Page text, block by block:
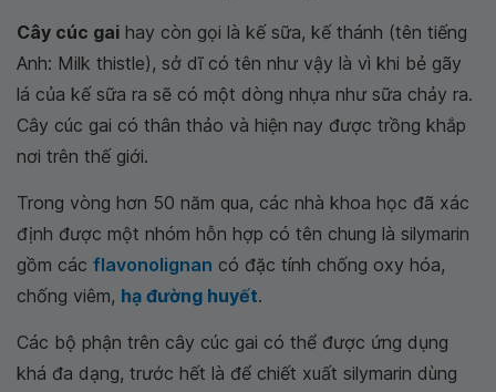
Cây cúc gai hay còn gọi là kế sữa, kế thánh (tên tiếng
Anh: Milk thistle), sở dĩ có tên như vậy là vì khi bẻ gãy
lá của kế sữa ra sẽ có một dòng nhựa như sữa chảy ra.
Cây cúc gai có thân thảo và hiện nay được trồng khắp
nơi trên thế giới.
Trong vòng hơn 50 năm qua, các nhà khoa học đã xác
định được một nhóm hỗn hợp có tên chung là silymarin
gồm các flavonolignan có đặc tính chống oxy hóa,
chống viêm, hạ đường huyết.
Các bộ phận trên cây cúc gai có thể được ứng dụng
khá đa dạng, trước hết là để chiết xuất silymarin dùng